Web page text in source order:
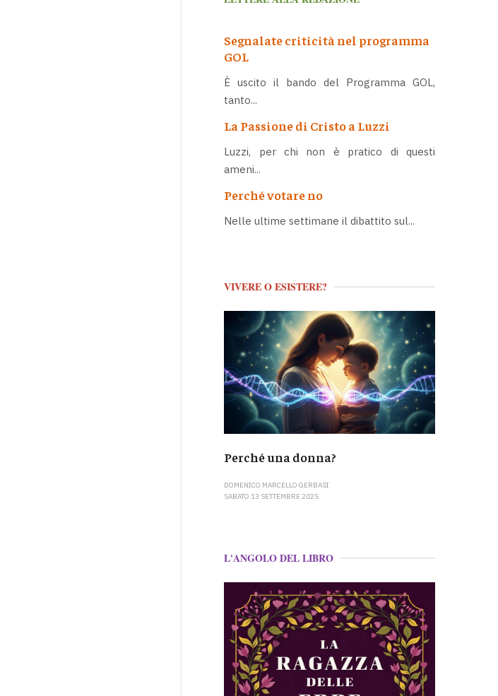
Segnalate criticità nel programma
GOL
È uscito il bando del Programma GOL,
tanto...
La Passione di Cristo a Luzzi
Luzzi, per chi non è pratico di questi
ameni...
Perché votare no
Nelle ultime settimane il dibattito sul...
VIVERE O ESISTERE?
Perché una donna?
DOMENICO MARCELLO GERBASI
SABATO 13 SETTEMBRE 2025
L'ANGOLO DEL LIBRO